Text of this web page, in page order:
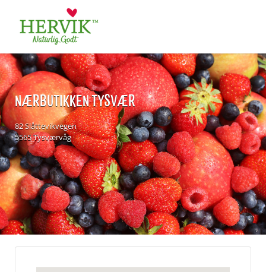
for:
NÆRBUTIKKEN TYSVÆR
82 Slåttevikvegen
5565 Tysværvåg